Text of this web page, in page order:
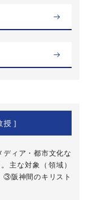
授 ]
ィア・都市文化な
主な対象（領域）
阪神間のキリスト